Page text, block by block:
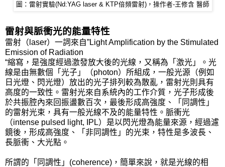
圖：雷射實驗(Nd:YAG laser & KTP倍頻雷射)，操作者-王修含 醫師
雷射與脈衝光的能量特性
雷射（laser）一詞來自”Light Amplification by the Stimulated
Emission of Radiation
“縮寫，是強度經過激發放大後的光線，又稱為「激光」。光
線是由無數個「光子」（photon）所組成，一般光源（例如
日光燈、閃光燈）放出的光子排列較為散亂，雷射光則具有
高度的一致性。雷射光來自系統內的工作介質，光子形成後
於共振腔內來回振盪數百次，最後形成高強度、「同調性」
的雷射光束，具有一般光線不及的能量特性。脈衝光
（intense pulsed light, IPL）是以閃光燈為能量來源，經過濾
鏡後，形成高強度、「非同調性」的光束，特性是多波長、
長脈衝、大光點。
所謂的「同調性」(coherence)，簡單來說，就是光線的相